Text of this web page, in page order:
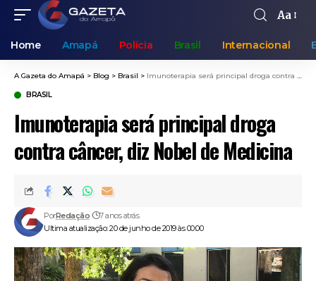
Aa
Home Amapá Polícia Brasil Internacional
A Gazeta do Amapá > Blog > Brasil > Imunoterapia será principal droga contra câncer, diz Nobel de Medicina
BRASIL
Imunoterapia será principal droga
contra câncer, diz Nobel de Medicina
Ultima atualização: 20 de junho de 2019 às 00:00
PorRedação 7 anos atrás